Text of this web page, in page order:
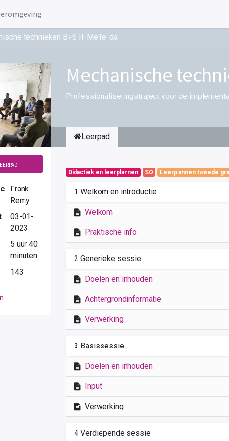
technieken B+S II-MeTe-da
Mechanische
Professionaliseringstraject voor de
Frank
Remy
03-01-
2023
5 uur 40
minuten
143
Leerpad
Didactiek en leerplannen SO Leerplannen tweede
1 Welkom en introductie
Welkom
Praktische info
2 Generieke sessie
Doelen en inhouden
Achtergrondinformatie
Verwerking
3 Basissessie
Doelen en inhouden
Input
Verwerking
4 Verdiepende sessie